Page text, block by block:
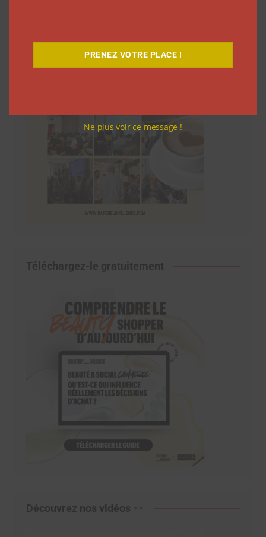
Téléchargez-le gratuitement
Découvrez nos vidéos
PRENEZ VOTRE PLACE !
Ne plus voir ce message !